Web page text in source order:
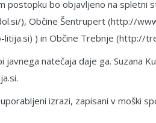
postopku bo objavljeno na spletni
), Občine Šentrupert (http://
) in Občine Trebnje (http://
javnega natečaja daje ga. Suzana
izrazi, zapisani v moški